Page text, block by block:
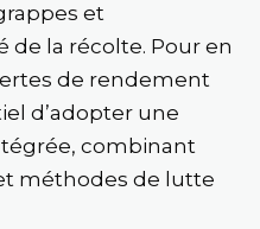
et
la récolte. Pour en
de rendement
d’adopter une
combinant
méthodes de lutte